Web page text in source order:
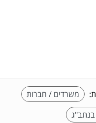
משרדים / חברות
בנתב"ג